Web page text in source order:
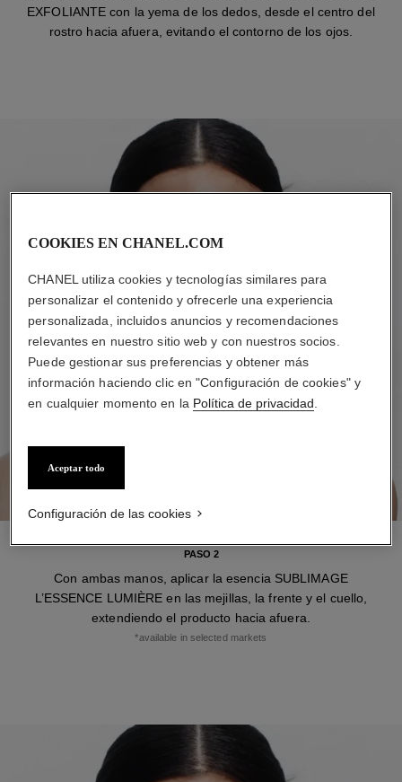
EXFOLIANTE con la yema de los dedos, desde el centro del
rostro hacia afuera, evitando el contorno de los ojos.
PASO 2
Con ambas manos, aplicar la esencia SUBLIMAGE
L’ESSENCE LUMIÈRE en las mejillas, la frente y el cuello,
extendiendo el producto hacia afuera.
*available in selected markets
COOKIES EN CHANEL.COM
CHANEL utiliza cookies y tecnologías similares para
personalizar el contenido y ofrecerle una experiencia
personalizada, incluidos anuncios y recomendaciones
relevantes en nuestro sitio web y con nuestros socios.
Puede gestionar sus preferencias y obtener más
información haciendo clic en "Configuración de cookies" y
en cualquier momento en la Política de privacidad
Aceptar todo
Configuración de las cookies